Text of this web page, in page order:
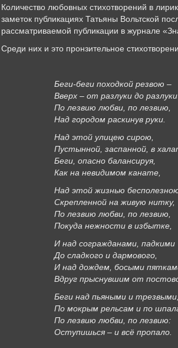
Количество любовных стихотворений в
заметок публикациях Татьяны Вольтской
рассматриваемой публикации в журнале
Среди них и это пронзительное
Беги-беги походкой резвою –
Вверх – от разлуки до
По лезвию любви, по лезвию,
Над городом раскинув руки.
Над этой улицею сирою,
Пустынной, заспанной, в
Беги, опасно балансируя,
Как на невидимом канате,
Над этой жизнью
Скрепленной на живую нитку,
По лезвию любви, по лезвию,
Покуда нежности в избытке,
И над согражданами, падкими
До сладкого и дармового,
И над дождем, босыми
Вдруг прыснувшим от
Беги над пьяными и трезвыми,
По мокрым рельсам и по
По лезвию любви, по лезвию:
Оступишься – и всё пропало.